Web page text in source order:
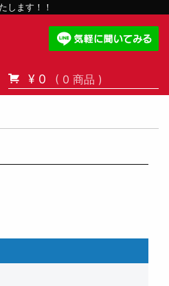
します！！
¥ 0 ( 0 商品 )